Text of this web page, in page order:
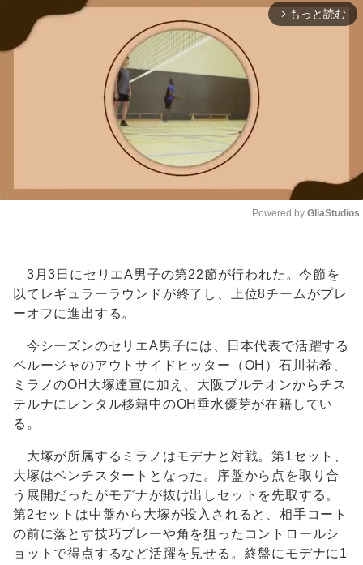
arrow_forward_ios もっと読む
Powered by GliaStudios
3月3日にセリエA男子の第22節が行われた。今節を
以てレギュラーラウンドが終了し、上位8チームがプレ
ーオフに進出する。
今シーズンのセリエA男子には、日本代表で活躍する
ペルージャのアウトサイドヒッター（OH）石川祐希、
ミラノのOH大塚達宣に加え、大阪ブルテオンからチス
テルナにレンタル移籍中のOH垂水優芽が在籍してい
る。
大塚が所属するミラノはモデナと対戦。第1セット、
大塚はベンチスタートとなった。序盤から点を取り合
う展開だったがモデナが抜け出しセットを先取する。
第2セットは中盤から大塚が投入されると、相手コート
の前に落とす技巧プレーや角を狙ったコントロールシ
ョットで得点するなど活躍を見せる。終盤にモデナに1